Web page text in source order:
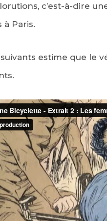
c’est-à-dire
à Paris.
suivants estime que le